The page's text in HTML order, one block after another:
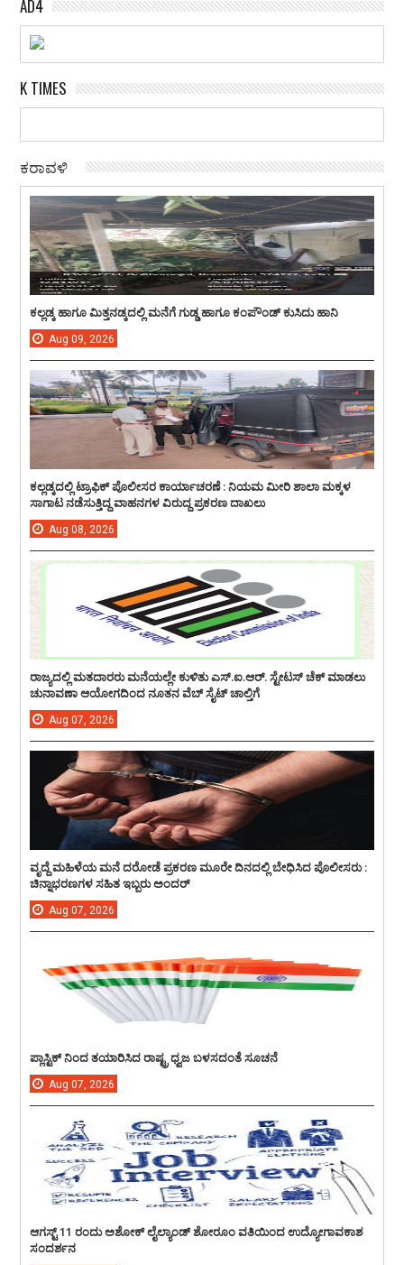
AD4
K TIMES
ಕರಾವಳಿ
ಕಲ್ಲಡ್ಕ ಹಾಗೂ ಮಿತ್ತನಡ್ಕದಲ್ಲಿ ಮನೆಗೆ ಗುಡ್ಡ ಹಾಗೂ ಕಂಪೌಂಡ್ ಕುಸಿದು ಹಾನಿ
Aug 09, 2026
ಕಲ್ಲಡ್ಕದಲ್ಲಿ ಟ್ರಾಫಿಕ್ ಪೊಲೀಸರ ಕಾರ್ಯಾಚರಣೆ : ನಿಯಮ ಮೀರಿ ಶಾಲಾ ಮಕ್ಕಳ
ಸಾಗಾಟ ನಡೆಸುತ್ತಿದ್ದ ವಾಹನಗಳ ವಿರುದ್ದ ಪ್ರಕರಣ ದಾಖಲು
Aug 08, 2026
ರಾಜ್ಯದಲ್ಲಿ ಮತದಾರರು ಮನೆಯಲ್ಲೇ ಕುಳಿತು ಎಸ್.ಐ.ಆರ್. ಸ್ಟೇಟಸ್ ಚೆಕ್ ಮಾಡಲು
ಚುನಾವಣಾ ಆಯೋಗದಿಂದ ನೂತನ ವೆಬ್ ಸೈಟ್ ಚಾಲ್ತಿಗೆ
Aug 07, 2026
ವೃದ್ದೆ ಮಹಿಳೆಯ ಮನೆ ದರೋಡೆ ಪ್ರಕರಣ ಮೂರೇ ದಿನದಲ್ಲಿ ಬೇಧಿಸಿದ ಪೊಲೀಸರು :
ಚಿನ್ನಾಭರಣಗಳ ಸಹಿತ ಇಬ್ಬರು ಅಂದರ್
Aug 07, 2026
ಪ್ಲಾಸ್ಟಿಕ್ ನಿಂದ ತಯಾರಿಸಿದ ರಾಷ್ಟ್ರ ಧ್ವಜ ಬಳಸದಂತೆ ಸೂಚನೆ
Aug 07, 2026
ಆಗಸ್ಟ್ 11 ರಂದು ಅಶೋಕ್ ಲೈಲ್ಯಾಂಡ್ ಶೋರೂಂ ವತಿಯಿಂದ ಉದ್ಯೋಗಾವಕಾಶ
ಸಂದರ್ಶನ